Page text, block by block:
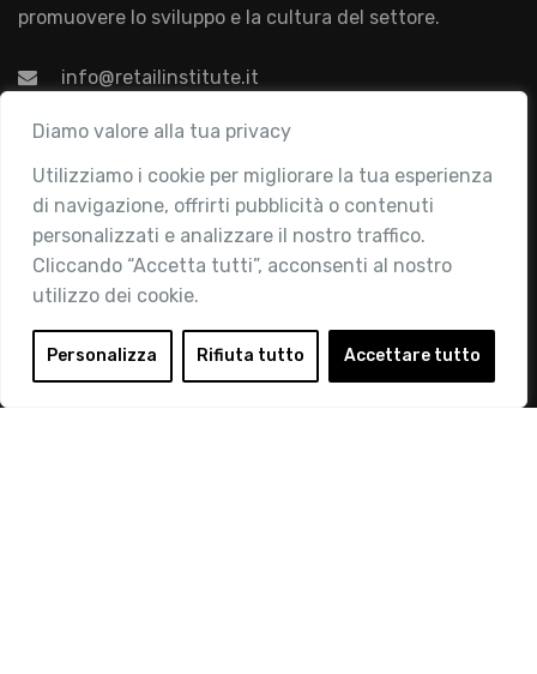
Diamo valore alla tua privacy
Utilizziamo i cookie per migliorare la tua esperienza
di navigazione, offrirti pubblicità o contenuti
personalizzati e analizzare il nostro traffico.
Cliccando “Accetta tutti”, acconsenti al nostro
utilizzo dei cookie.
Personalizza Rifiuta tutto Accettare tutto
promuovere lo sviluppo e la cultura del settore.
info@retailinstitute.it
Associazione
Chi siamo
Attività
Contatti
Area Riservata
Login
Diventa Socio